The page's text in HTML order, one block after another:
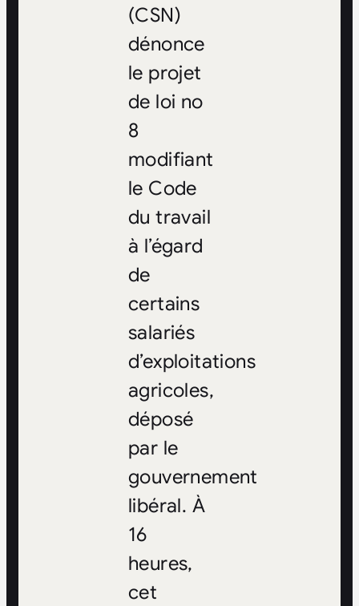
(CSN)
dénonce
le projet
de loi no
8
modifiant
le Code
du travail
à l’égard
de
certains
salariés
d’exploitations
agricoles,
déposé
par le
gouvernement
libéral. À
16
heures,
cet